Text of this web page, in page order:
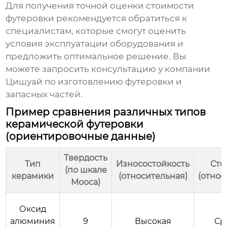
Для получения точной оценки стоимости
футеровки рекомендуется обратиться к
специалистам, которые смогут оценить
условия эксплуатации оборудования и
предложить оптимальное решение. Вы
можете запросить консультацию у компании
Цишуай по изготовлению футеровки и
запасных частей.
Пример сравнения различных типов
керамической футеровки
(ориентировочные данные)
Тип
керамики
Твердость
(по шкале
Мооса)
Износостойкость
(относительная)
Оксид
алюминия
9 Высокая